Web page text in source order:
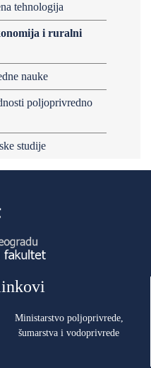
tehnologija
i ruralni
nauke
poljoprivredno
studije
Ministarstvo poljoprivrede,
šumarstva i vodoprivrede